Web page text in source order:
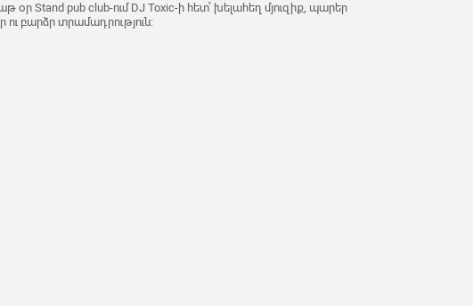
օր Stand pub club-ում DJ Toxic-ի հետ՝ խելահեղ մյուզիք, պարեր
ու բարձր տրամադրություն։